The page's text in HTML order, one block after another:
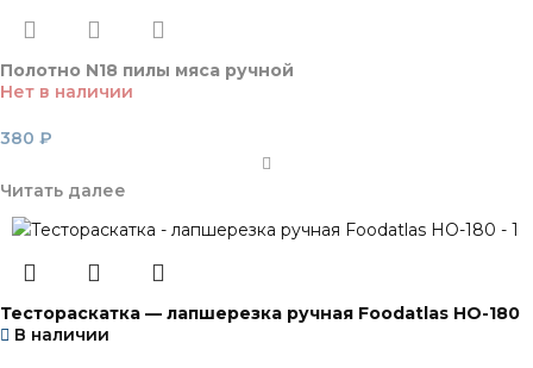
Полотно N18 пилы мяса ручной
Нет в наличии
380 ₽
Читать далее
Тестораскатка — лапшерезка ручная Foodatlas HO-180
В наличии